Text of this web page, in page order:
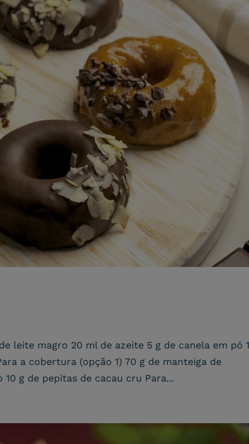
leite magro 20 ml de azeite 5 g de canela em pó
a cobertura (opção 1) 70 g de manteiga de
g de pepitas de cacau cru Para...